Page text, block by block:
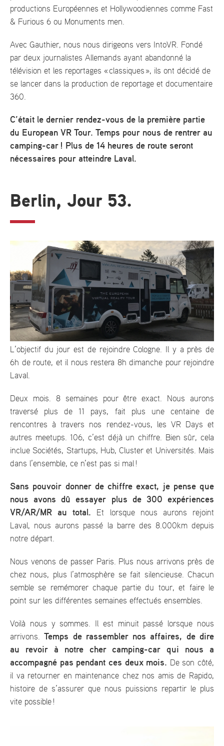
productions Européennes et Hollywoodiennes comme Fast
& Furious 6 ou Monuments men.
Avec Gauthier, nous nous dirigeons vers IntoVR. Fondé
par deux journalistes Allemands ayant abandonné la
télévision et les reportages « classiques », ils ont décidé de
se lancer dans la production de reportage et documentaire
360.
C’était le dernier rendez-vous de la première partie
du European VR Tour. Temps pour nous de rentrer au
camping-car ! Plus de 14 heures de route seront
nécessaires pour atteindre Laval.
Berlin, Jour 53.
L’objectif du jour est de rejoindre Cologne. Il y a près de
6h de route, et il nous restera 8h dimanche pour rejoindre
Laval.
Deux mois. 8 semaines pour être exact. Nous aurons
traversé plus de 11 pays, fait plus une centaine de
rencontres à travers nos rendez-vous, les VR Days et
autres meetups. 106, c’est déjà un chiffre. Bien sûr, cela
inclue Sociétés, Startups, Hub, Cluster et Universités. Mais
dans l’ensemble, ce n’est pas si mal !
Sans pouvoir donner de chiffre exact, je pense que
nous avons dû essayer plus de 300 expériences
VR/AR/MR au total. Et lorsque nous aurons rejoint
Laval, nous aurons passé la barre des 8.000km depuis
notre départ.
Nous venons de passer Paris. Plus nous arrivons près de
chez nous, plus l’atmosphère se fait silencieuse. Chacun
semble se remémorer chaque partie du tour, et faire le
point sur les différentes semaines effectués ensembles.
Voilà nous y sommes. Il est minuit passé lorsque nous
arrivons. Temps de rassembler nos affaires, de dire
au revoir à notre cher camping-car qui nous a
accompagné pas pendant ces deux mois. De son côté,
il va retourner en maintenance chez nos amis de Rapido,
histoire de s’assurer que nous puissions repartir le plus
vite possible !